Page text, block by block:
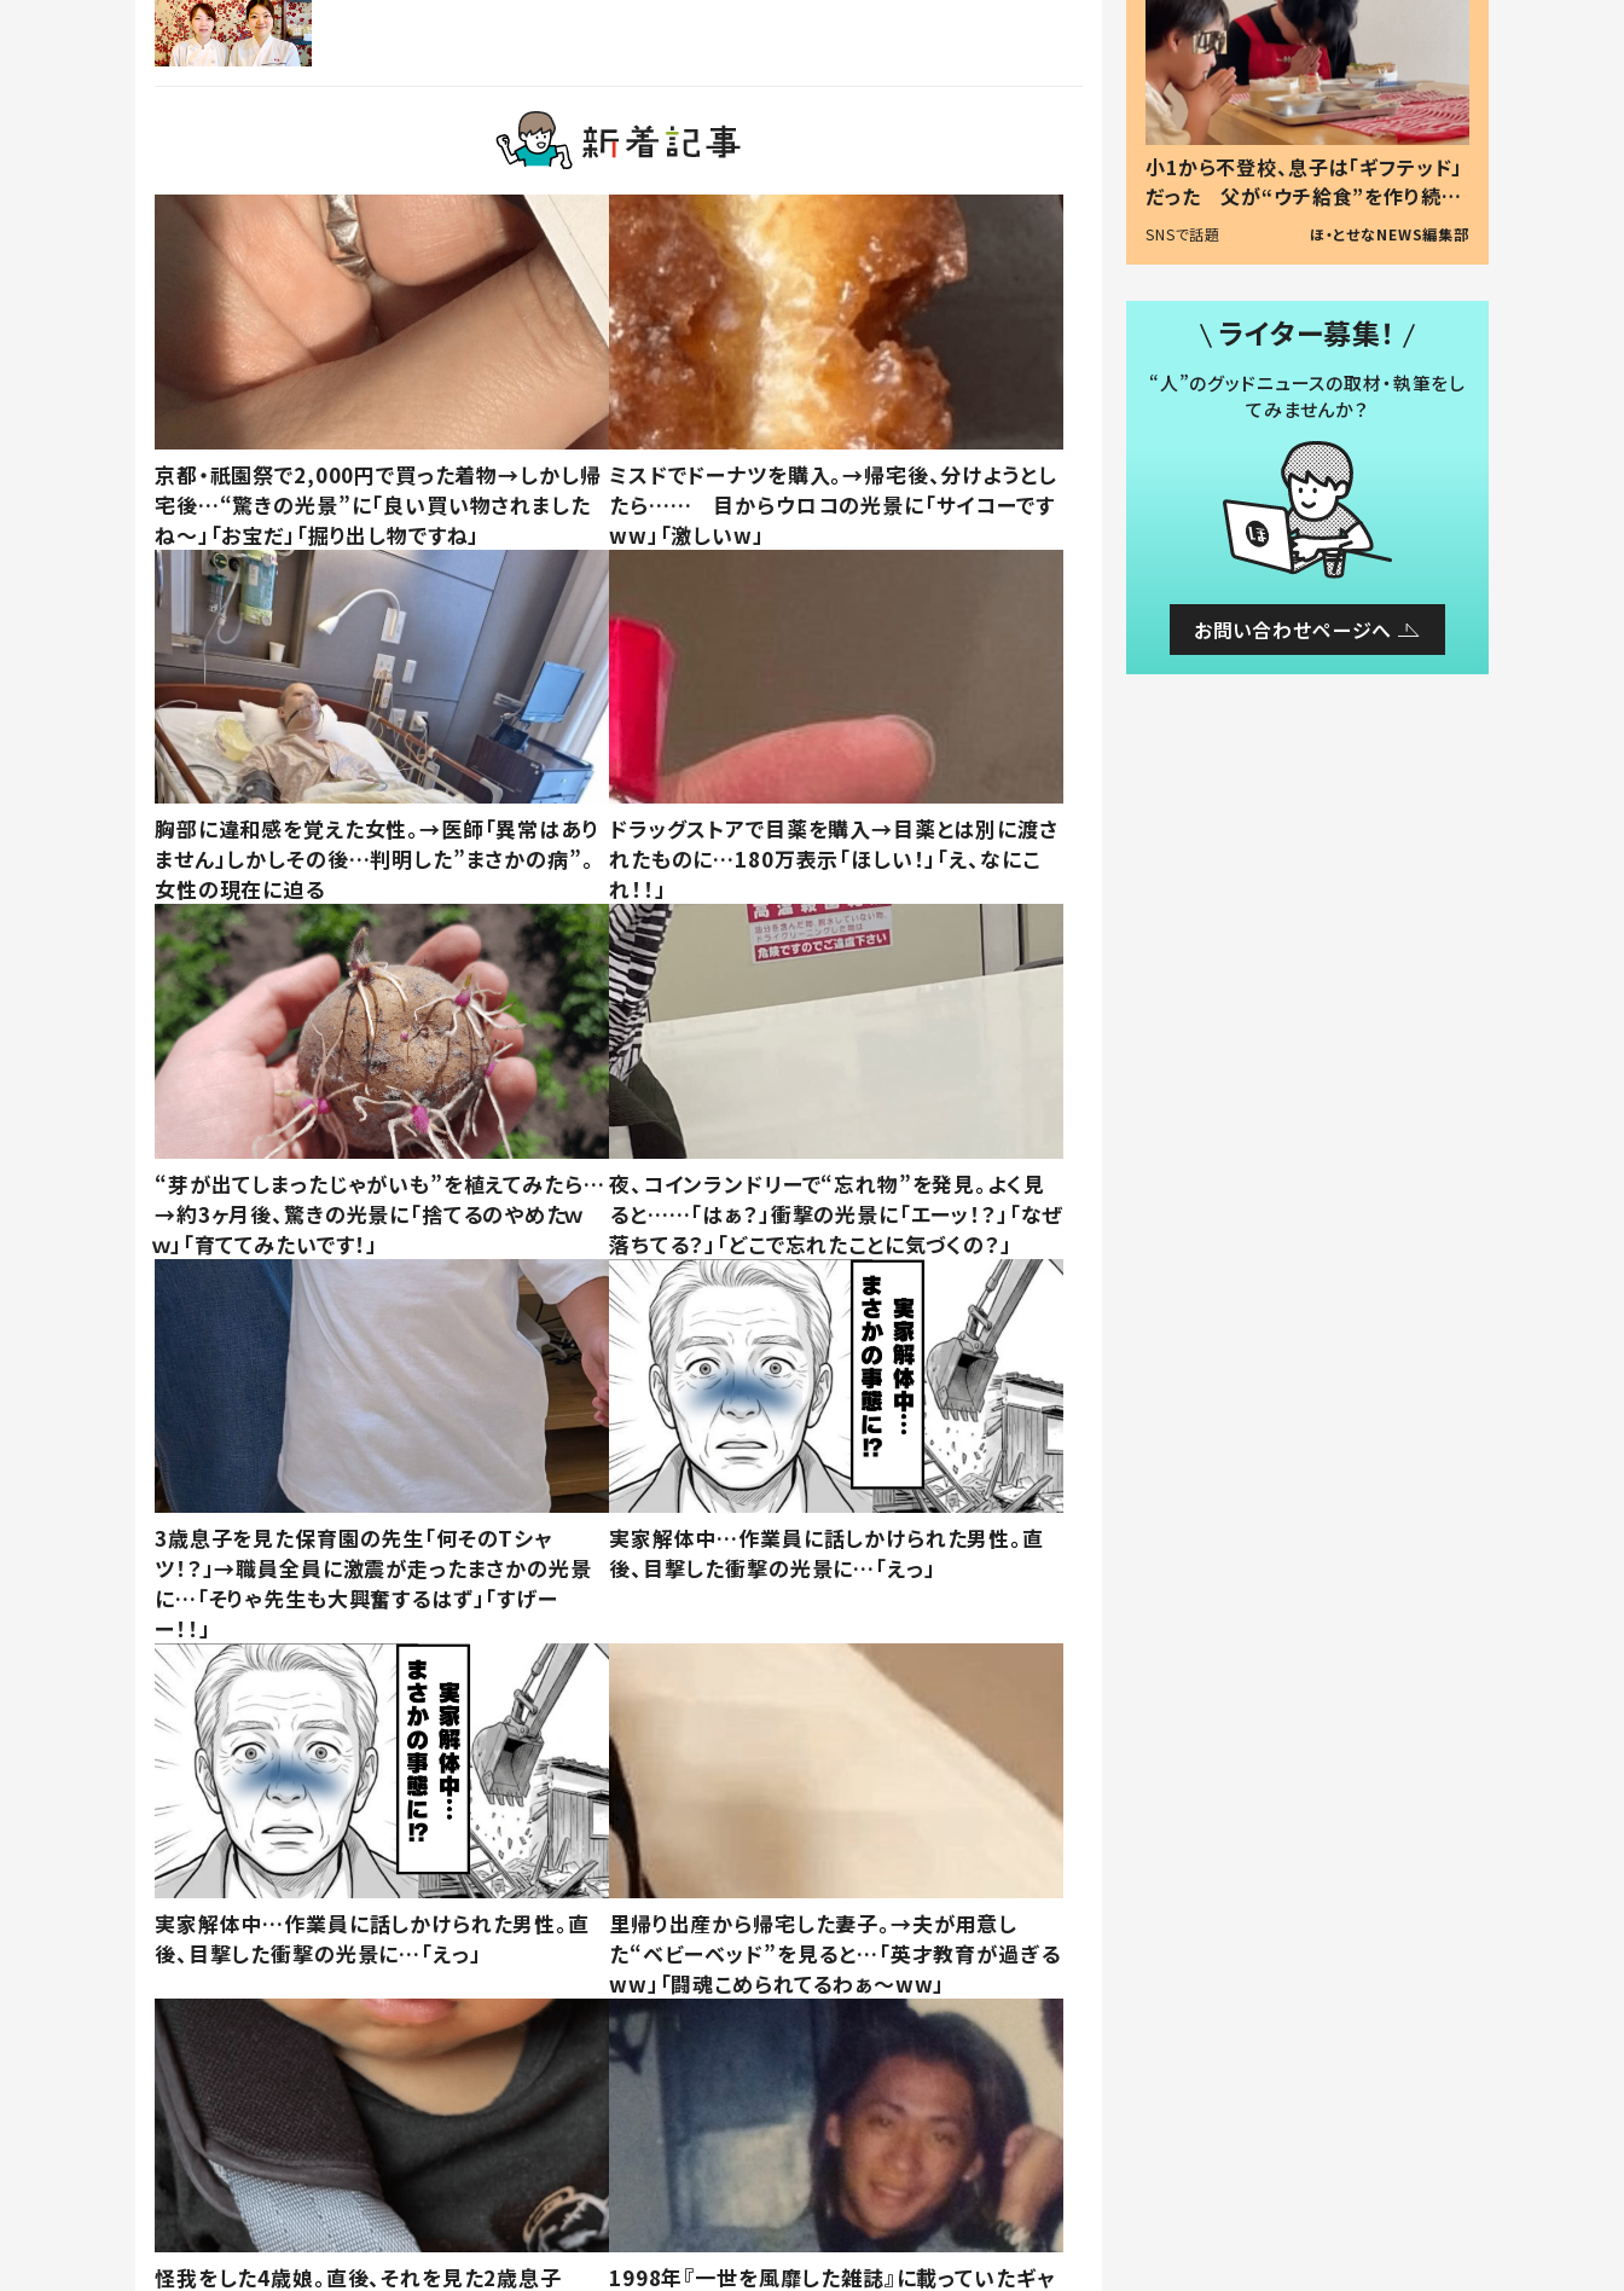
京都・祇園祭で2,000円で買った着物→しかし帰
宅後…“驚きの光景”に「良い買い物されました
ね～」「お宝だ」「掘り出し物ですね」
ミスドでドーナツを購入。→帰宅後、分けようとし
たら…… 目からウロコの光景に「サイコーです
ww」「激しいw」
胸部に違和感を覚えた女性。→医師「異常はあり
ません」しかしその後…判明した”まさかの病”。
女性の現在に迫る
ドラッグストアで目薬を購入→目薬とは別に渡さ
れたものに…180万表示「ほしい！」「え、なにこ
れ！！」
“芽が出てしまったじゃがいも”を植えてみたら…
→約3ヶ月後、驚きの光景に「捨てるのやめたｗ
ｗ」「育ててみたいです！」
夜、コインランドリーで“忘れ物”を発見。よく見
ると……「はぁ？」衝撃の光景に「エーッ！？」「なぜ
落ちてる？」「どこで忘れたことに気づくの？」
3歳息子を見た保育園の先生「何そのTシャ
ツ！？」→職員全員に激震が走ったまさかの光景
に…「そりゃ先生も大興奮するはず」「すげー
ー！！」
実家解体中…作業員に話しかけられた男性。直
後、目撃した衝撃の光景に…「えっ」
実家解体中…作業員に話しかけられた男性。直
後、目撃した衝撃の光景に…「えっ」
里帰り出産から帰宅した妻子。→夫が用意し
た“ベビーベッド”を見ると…「英才教育が過ぎる
ww」「闘魂こめられてるわぁ～ww」
怪我をした4歳娘。直後、それを見た2歳息子 1998年『一世を風靡した雑誌』に載っていたギャ
小1から不登校、息子は「ギフテッド」
だった 父が“ウチ給食”を作り続け
る理由とは #令和の親 #令和の子
SNSで話題 ほ・とせなNEWS編集部
ライター募集！
“人”のグッドニュースの取材・執筆をし
てみませんか？
お問い合わせページへ